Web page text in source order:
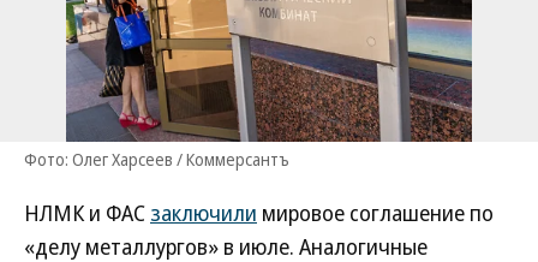
Фото: Олег Харсеев / Коммерсантъ
НЛМК и ФАС заключили мировое соглашение по
«делу металлургов» в июле. Аналогичные